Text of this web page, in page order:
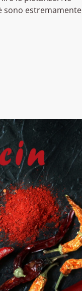
sono estremamente